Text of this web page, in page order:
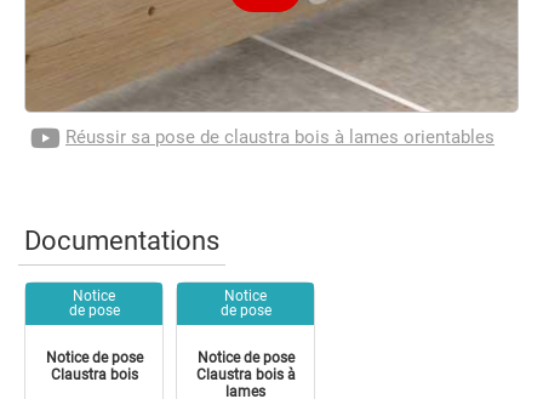
Réussir sa pose de claustra bois à lames orientables
Documentations
Notice
de pose
Notice de pose
Claustra bois
Notice
de pose
Notice de pose
Claustra bois à
lames